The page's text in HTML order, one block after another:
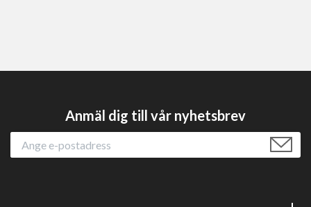
Anmäl dig till vår nyhetsbrev